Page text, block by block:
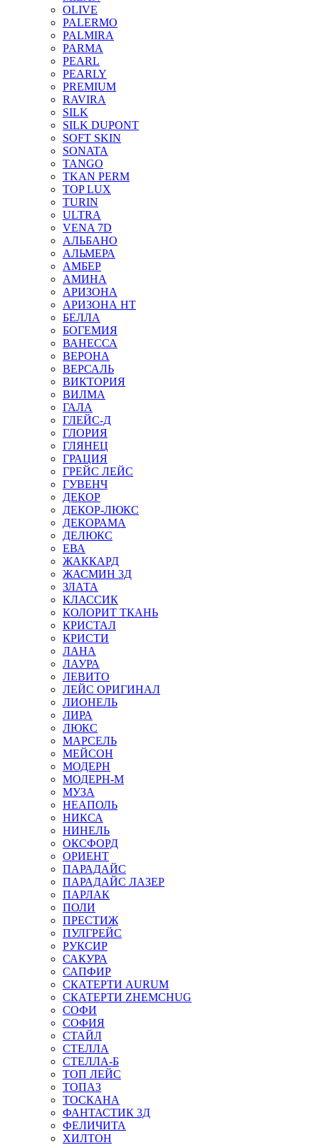
OLIVE
PALERMO
PALMIRA
PARMA
PEARL
PEARLY
PREMIUM
RAVIRA
SILK
SILK DUPONT
SOFT SKIN
SONATA
TANGO
TKAN PERM
TOP LUX
TURIN
ULTRA
VENA 7D
АЛЬБАНО
АЛЬМЕРА
АМБЕР
АМИНА
АРИЗОНА
АРИЗОНА НТ
БЕЛЛА
БОГЕМИЯ
ВАНЕССА
ВЕРОНА
ВЕРСАЛЬ
ВИКТОРИЯ
ВИЛМА
ГАЛА
ГЛЕЙС-Д
ГЛОРИЯ
ГЛЯНЕЦ
ГРАЦИЯ
ГРЕЙС ЛЕЙС
ГУВЕНЧ
ДЕКОР
ДЕКОР-ЛЮКС
ДЕКОРАМА
ДЕЛЮКС
ЕВА
ЖАККАРД
ЖАСМИН 3Д
ЗЛАТА
КЛАССИК
КОЛОРИТ ТКАНЬ
КРИСТАЛ
КРИСТИ
ЛАНА
ЛАУРА
ЛЕВИТО
ЛЕЙС ОРИГИНАЛ
ЛИОНЕЛЬ
ЛИРА
ЛЮКС
МАРСЕЛЬ
МЕЙСОН
МОДЕРН
МОДЕРН-М
МУЗА
НЕАПОЛЬ
НИКСА
НИНЕЛЬ
ОКСФОРД
ОРИЕНТ
ПАРАДАЙС
ПАРАДАЙС ЛАЗЕР
ПАРЛАК
ПОЛИ
ПРЕСТИЖ
ПУЛГРЕЙС
РУКСИР
САКУРА
САПФИР
СКАТЕРТИ AURUM
СКАТЕРТИ ZHEMCHUG
СОФИ
СОФИЯ
СТАЙЛ
СТЕЛЛА
СТЕЛЛА-Б
ТОП ЛЕЙС
ТОПАЗ
ТОСКАНА
ФАНТАСТИК 3Д
ФЕЛИЧИТА
ХИЛТОН